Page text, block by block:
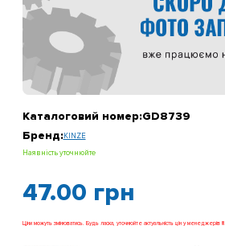
Каталоговий номер:GD8739
Бренд:KINZE
Наявність уточнюйте
47.00 грн
Ціни можуть змінюватись. Будь ласка, уточнюйте актуальність цін у менеджерів !!!